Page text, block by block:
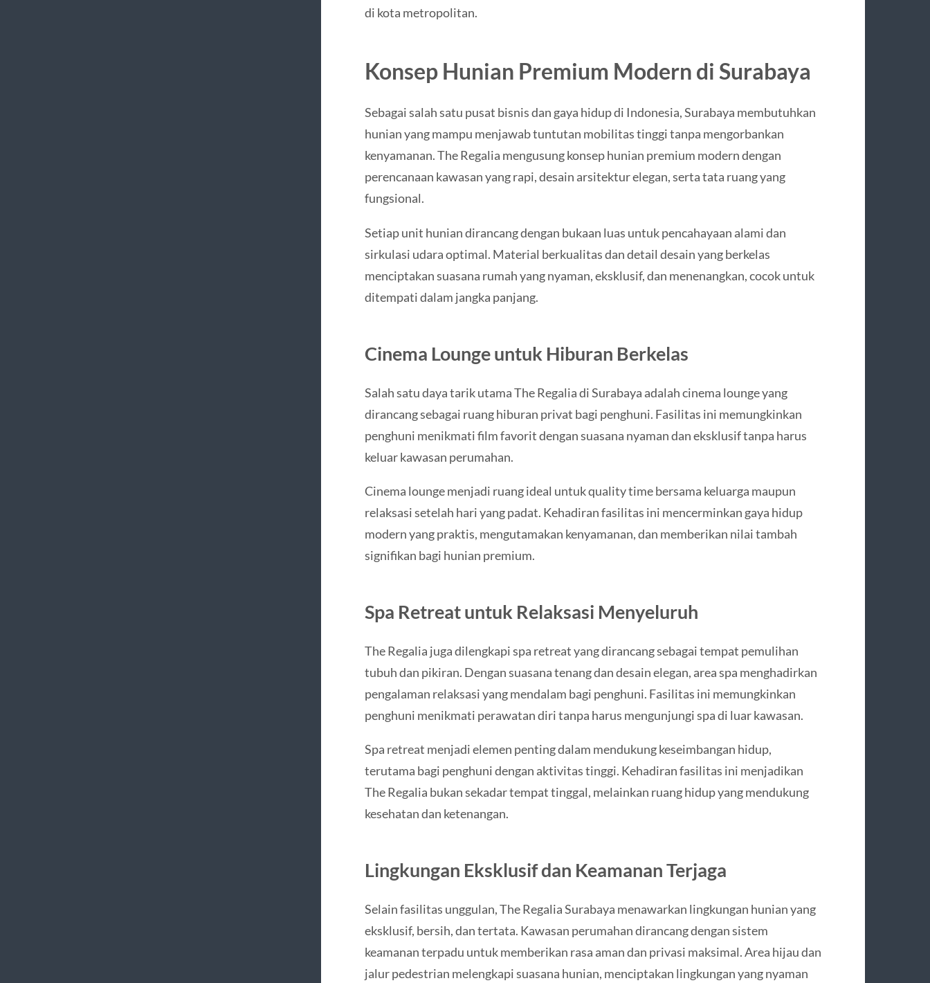
di kota metropolitan.
Konsep Hunian Premium Modern di Surabaya
Sebagai salah satu pusat bisnis dan gaya hidup di Indonesia, Surabaya membutuhkan
hunian yang mampu menjawab tuntutan mobilitas tinggi tanpa mengorbankan
kenyamanan. The Regalia mengusung konsep hunian premium modern dengan
perencanaan kawasan yang rapi, desain arsitektur elegan, serta tata ruang yang
fungsional.
Setiap unit hunian dirancang dengan bukaan luas untuk pencahayaan alami dan
sirkulasi udara optimal. Material berkualitas dan detail desain yang berkelas
menciptakan suasana rumah yang nyaman, eksklusif, dan menenangkan, cocok untuk
ditempati dalam jangka panjang.
Cinema Lounge untuk Hiburan Berkelas
Salah satu daya tarik utama The Regalia di Surabaya adalah cinema lounge yang
dirancang sebagai ruang hiburan privat bagi penghuni. Fasilitas ini memungkinkan
penghuni menikmati film favorit dengan suasana nyaman dan eksklusif tanpa harus
keluar kawasan perumahan.
Cinema lounge menjadi ruang ideal untuk quality time bersama keluarga maupun
relaksasi setelah hari yang padat. Kehadiran fasilitas ini mencerminkan gaya hidup
modern yang praktis, mengutamakan kenyamanan, dan memberikan nilai tambah
signifikan bagi hunian premium.
Spa Retreat untuk Relaksasi Menyeluruh
The Regalia juga dilengkapi spa retreat yang dirancang sebagai tempat pemulihan
tubuh dan pikiran. Dengan suasana tenang dan desain elegan, area spa menghadirkan
pengalaman relaksasi yang mendalam bagi penghuni. Fasilitas ini memungkinkan
penghuni menikmati perawatan diri tanpa harus mengunjungi spa di luar kawasan.
Spa retreat menjadi elemen penting dalam mendukung keseimbangan hidup,
terutama bagi penghuni dengan aktivitas tinggi. Kehadiran fasilitas ini menjadikan
The Regalia bukan sekadar tempat tinggal, melainkan ruang hidup yang mendukung
kesehatan dan ketenangan.
Lingkungan Eksklusif dan Keamanan Terjaga
Selain fasilitas unggulan, The Regalia Surabaya menawarkan lingkungan hunian yang
eksklusif, bersih, dan tertata. Kawasan perumahan dirancang dengan sistem
keamanan terpadu untuk memberikan rasa aman dan privasi maksimal. Area hijau dan
jalur pedestrian melengkapi suasana hunian, menciptakan lingkungan yang nyaman